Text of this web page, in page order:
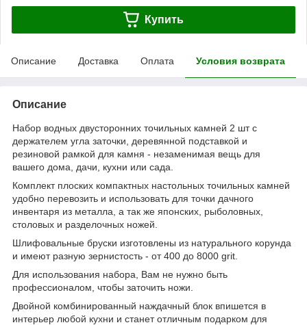
Купить
Описание Доставка Оплата Условия возврата
Описание
Набор водных двусторонних точильных камней 2 шт с
держателем угла заточки, деревянной подставкой и
резиновой рамкой для камня - незаменимая вещь для
вашего дома, дачи, кухни или сада.
Комплект плоских компактных настольных точильных камней
удобно перевозить и использовать для точки дачного
инвентаря из металла, а так же японских, рыболовных,
столовых и разделочных ножей.
Шлифовальные бруски изготовлены из натурального корунда
и имеют разную зернистость - от 400 до 8000 grit.
Для использования набора, Вам не нужно быть
профессионалом, чтобы заточить ножи.
Двойной комбинированный наждачный блок впишется в
интерьер любой кухни и станет отличным подарком для